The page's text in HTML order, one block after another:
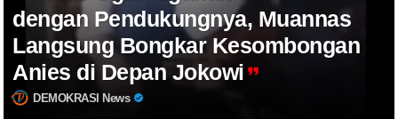
dengan Pendukungnya, Muannas
Langsung Bongkar Kesombongan
Anies di Depan Jokowi
DEMOKRASI News